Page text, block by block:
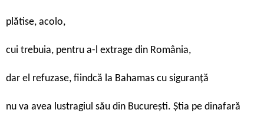
plătise, acolo,
cui trebuia, pentru a-l extrage din România,
dar el refuzase, fiindcă la Bahamas cu siguranță
nu va avea lustragiul său din București. Știa pe dinafară